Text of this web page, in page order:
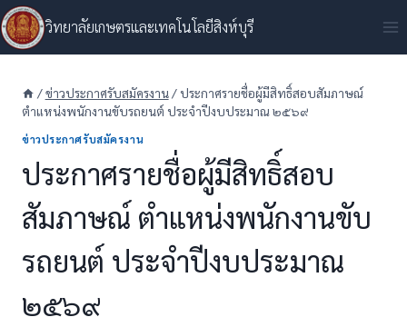
Skip
to
content
วิทยาลัยเกษตรและเทคโนโลยีสิงห์บุรี
/ข่าวประกาศรับสมัครงาน/ ประกาศรายชื่อผู้มีสิทธิ์สอบสัมภาษณ์
ตำแหน่งพนักงานขับรถยนต์ ประจำปีงบประมาณ ๒๕๖๙
ข่าวประกาศรับสมัครงาน
ประกาศรายชื่อผู้มีสิทธิ์สอบ
สัมภาษณ์ ตำแหน่งพนักงานขับ
รถยนต์ ประจำปีงบประมาณ
๒๕๖๙